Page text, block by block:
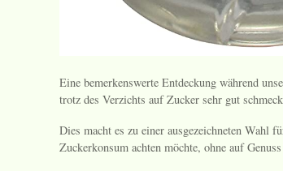
Eine bemerkenswerte Entdeckung während
trotz des Verzichts auf Zucker sehr gut
Dies macht es zu einer ausgezeichneten Wahl
Zuckerkonsum achten möchte, ohne auf